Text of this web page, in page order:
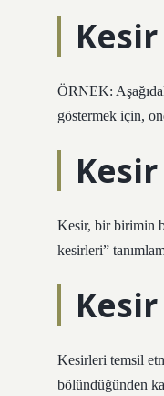
ÖRNEK:
göstermek için,
Kesir, bir birimin
kesirleri”
Kesirleri temsil
bölündüğünden